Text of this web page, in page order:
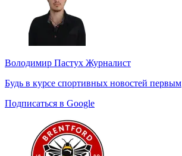
Володимир Пастух Журналист
Будь в курсе спортивных новостей первым
Подписаться в Google